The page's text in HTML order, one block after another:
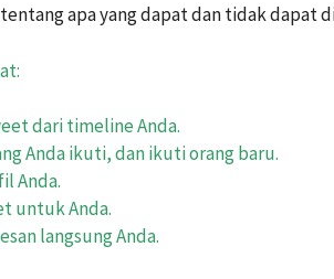
apa yang dapat dan tidak dapat
dari timeline Anda.
Anda ikuti, dan ikuti orang baru.
Anda.
untuk Anda.
langsung Anda.